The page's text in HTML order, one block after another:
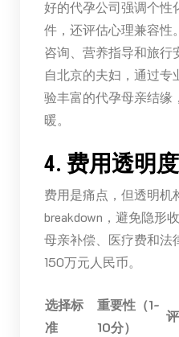
好的代孕公司强调个性
件，还评估心理兼容性
咨询、营养指导和旅行
自北京的夫妇，通过
验丰富的代孕母亲结缘
暖。
4. 费用透明度
费用是痛点，但透明机
breakdown，避免隐形
母亲补偿、医疗费和
150万元人民币。
选择标
准
重要性（1-
10分）